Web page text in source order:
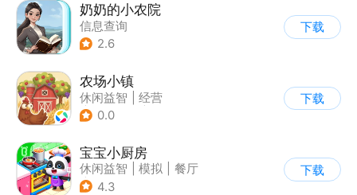
奶奶的小农院
信息查询
2.6
下载
农场小镇
休闲益智
经营
| 田园生活
0.0
下载
宝宝小厨房
休闲益智 模拟
餐厅
| 宝宝巴士
4.3
下载